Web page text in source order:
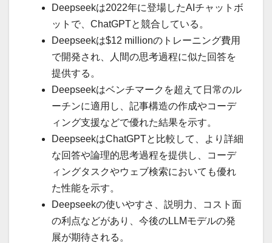
Deepseekは2022年に登場したAIチャットボ
ットで、ChatGPTと競合している。
Deepseekは$12 millionのトレーニング費用
で開発され、人間の思考過程に似た回答を
提供する。
Deepseekはベンチマークを超えて日常のル
ーチンに適用し、記事構造の作成やコーデ
ィング支援などで優れた結果を示す。
DeepseekはChatGPTと比較して、より詳細
な回答や論理的思考過程を提供し、コーデ
ィングタスクやウェブ検索においても優れ
た性能を示す。
Deepseekの使いやすさ、説明力、コスト面
の利点などがあり、今後のLLMモデルの発
展が期待される。